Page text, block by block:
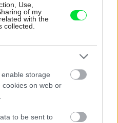
Use,
of my
with the
collected.
storage
cookies on web or
to be sent to